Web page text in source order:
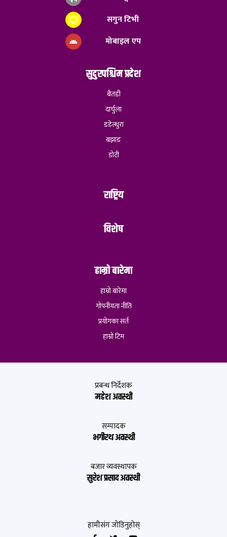
सगुन टिभी
मोबाइल एप
सुदुरपश्चिम प्रदेश
बैतडी
दार्चुला
डडेल्धुरा
बझाङ
डोटी
राष्ट्रिय
विशेष
हाम्रो बारेमा
हाम्रो बारेमा
गोपनीयता नीति
प्रयोगका सर्त
हाम्रो टिम
प्रबन्ध निर्देशक
महेश अवस्थी
सम्पादक
भगीरथ अवस्थी
बजार व्यवस्थापक
सुरेश प्रसाद अवस्थी
हामीसंग जोडिनुहोस्